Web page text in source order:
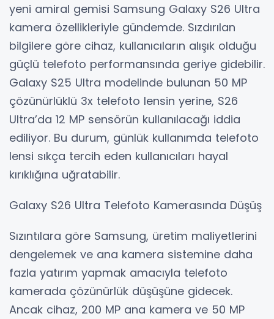
yeni amiral gemisi Samsung Galaxy S26 Ultra
kamera özellikleriyle gündemde. Sızdırılan
bilgilere göre cihaz, kullanıcıların alışık olduğu
güçlü telefoto performansında geriye gidebilir.
Galaxy S25 Ultra modelinde bulunan 50 MP
çözünürlüklü 3x telefoto lensin yerine, S26
Ultra’da 12 MP sensörün kullanılacağı iddia
ediliyor. Bu durum, günlük kullanımda telefoto
lensi sıkça tercih eden kullanıcıları hayal
kırıklığına uğratabilir.
Galaxy S26 Ultra Telefoto Kamerasında Düşüş
Sızıntılara göre Samsung, üretim maliyetlerini
dengelemek ve ana kamera sistemine daha
fazla yatırım yapmak amacıyla telefoto
kamerada çözünürlük düşüşüne gidecek.
Ancak cihaz, 200 MP ana kamera ve 50 MP